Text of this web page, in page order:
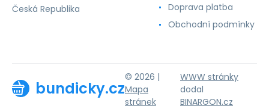
Česká Republika
Doprava platba
Obchodní podmínky
bundicky.cz
© 2026 |
Mapa
stránek
WWW stránky
dodal
BINARGON.cz